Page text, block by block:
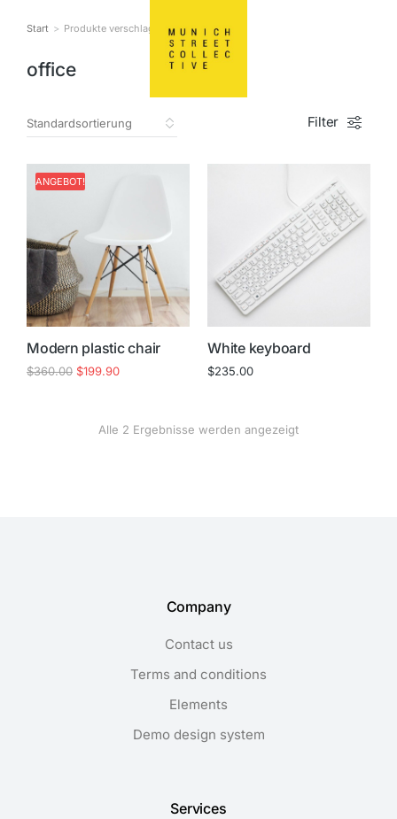
Sie befinden sich hier:
Start Produkte verschlagwo…
office
Filter
ANGEBOT!
Modern plastic chair
$360.00 $199.90
White keyboard
$235.00
Alle 2 Ergebnisse werden angezeigt
Company
Contact us
Terms and conditions
Elements
Demo design system
Services